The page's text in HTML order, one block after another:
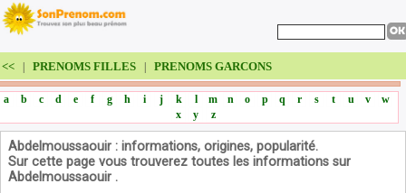
<< PRENOMS FILLES PRENOMS GARCONS
a b c d e f g h i j k l m n o p q r s t u v
w
x
y z
Abdelmoussaouir : informations, origines, popularité.
Sur cette page vous trouverez toutes les informations sur
Abdelmoussaouir .